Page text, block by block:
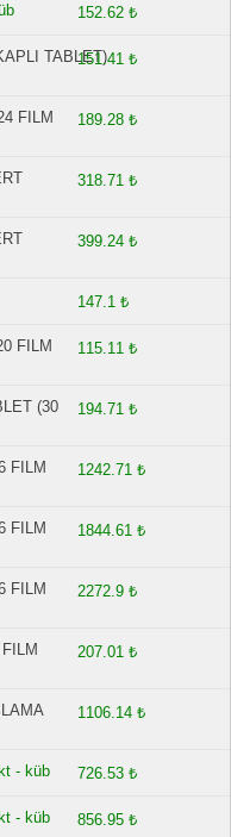
152.62 ₺
TABLET)151.41 ₺
FILM
189.28 ₺
318.71 ₺
399.24 ₺
147.1 ₺
FILM
115.11 ₺
(30
194.71 ₺
FILM
1242.71 ₺
FILM
1844.61 ₺
FILM
2272.9 ₺
207.01 ₺
1106.14 ₺
- küb 726.53 ₺
- küb 856.95 ₺